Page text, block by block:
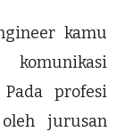
kamu
profesi
jurusan